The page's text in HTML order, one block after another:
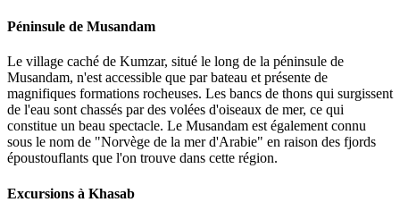
Péninsule de Musandam
Le village caché de Kumzar, situé le long de la péninsule de
Musandam, n'est accessible que par bateau et présente de
magnifiques formations rocheuses. Les bancs de thons qui surgissent
de l'eau sont chassés par des volées d'oiseaux de mer, ce qui
constitue un beau spectacle. Le Musandam est également connu
sous le nom de "Norvège de la mer d'Arabie" en raison des fjords
époustouflants que l'on trouve dans cette région.
Excursions à Khasab